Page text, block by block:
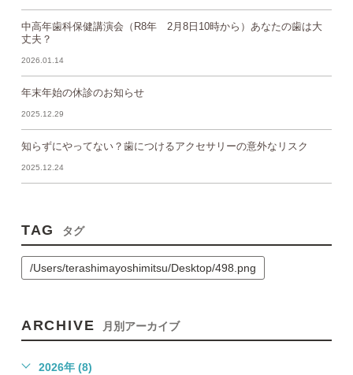
中高年歯科保健講演会（R8年 2月8日10時から）あなたの歯は大
丈夫？
2026.01.14
年末年始の休診のお知らせ
2025.12.29
知らずにやってない？歯につけるアクセサリーの意外なリスク
2025.12.24
TAG タグ
/Users/terashimayoshimitsu/Desktop/498.png
ARCHIVE 月別アーカイブ
2026年 (8)